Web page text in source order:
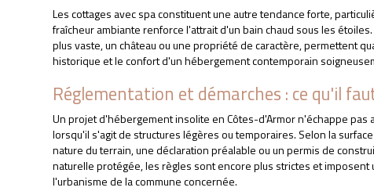
Les cottages avec spa constituent une autre tendance forte,
fraîcheur ambiante renforce l'attrait d'un bain chaud sous les
plus vaste, un château ou une propriété de caractère, permettent
historique et le confort d'un hébergement contemporain
Réglementation et démarches : ce qu'il
Un projet d'hébergement insolite en Côtes-d'Armor n'échappe pas
lorsqu'il s'agit de structures légères ou temporaires. Selon la
nature du terrain, une déclaration préalable ou un permis de
naturelle protégée, les règles sont encore plus strictes et
l'urbanisme de la commune concernée.